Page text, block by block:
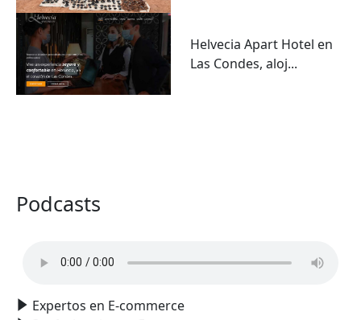
Helvecia Apart Hotel en
Las Condes, aloj...
Podcasts
Expertos en E-commerce